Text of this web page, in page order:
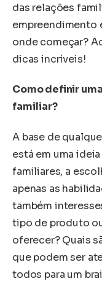
das relações
empreendimento
onde começar?
dicas incríveis!
Como definir
familiar?
A base de
está em uma
familiares, a
apenas as
também
tipo de produto
oferecer? Quais
que podem ser
todos para um